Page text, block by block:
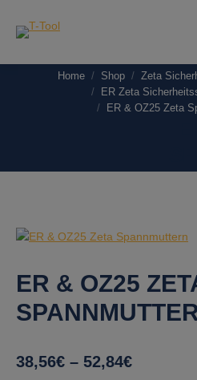
You are here:
Home Shop
Zeta
ER Zeta
ER & OZ25 Zeta
ER & OZ25
38,56€ – 52,84€